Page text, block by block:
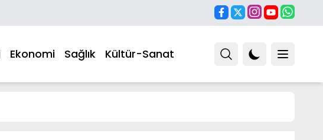
Ekonomi Sağlık Kültür-Sanat